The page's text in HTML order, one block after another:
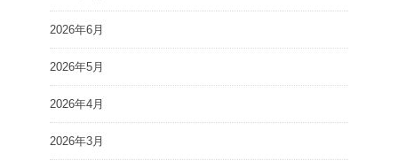
2026年6月
2026年5月
2026年4月
2026年3月